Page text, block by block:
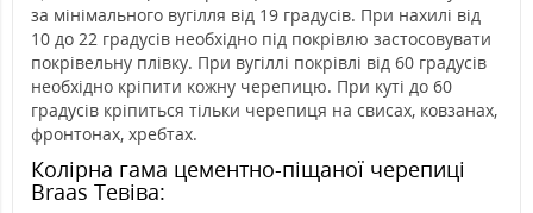
за мінімального вугілля від 19 градусів. При нахилі від
10 до 22 градусів необхідно під покрівлю застосовувати
покрівельну плівку. При вугіллі покрівлі від 60 градусів
необхідно кріпити кожну черепицю. При куті до 60
градусів кріпиться тільки черепиця на свисах, ковзанах,
фронтонах, хребтах.
Колірна гама цементно-піщаної черепиці
Braas Тевіва: